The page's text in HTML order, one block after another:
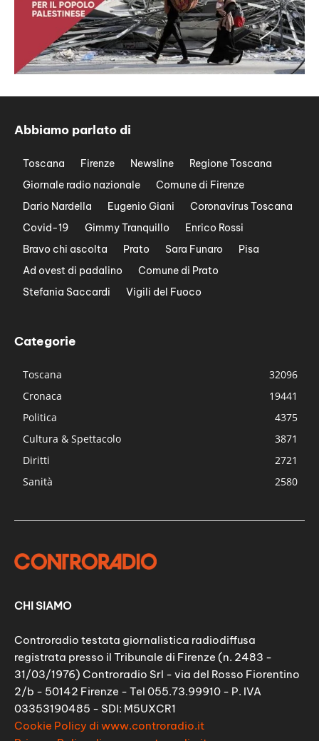
Abbiamo parlato di
Toscana Firenze Newsline
Regione Toscana
Giornale radio nazionale
Comune di Firenze
Dario Nardella
Eugenio Giani
Coronavirus Toscana
Covid-19
Gimmy Tranquillo
Enrico Rossi
Bravo chi ascolta
Prato Sara Funaro
Pisa
Ad ovest di padalino
Comune di Prato
Stefania Saccardi
Vigili del Fuoco
Categorie
Toscana
32096
Cronaca
19441
Politica
4375
Cultura & Spettacolo
3871
Diritti
2721
Sanità
2580
CHI SIAMO
Controradio testata giornalistica radiodiffusa
registrata presso il Tribunale di Firenze (n. 2483 -
31/03/1976) Controradio Srl - via del Rosso Fiorentino
2/b - 50142 Firenze - Tel 055.73.99910 - P. IVA
03353190485 - SDI: M5UXCR1
Cookie Policy di www.controradio.it